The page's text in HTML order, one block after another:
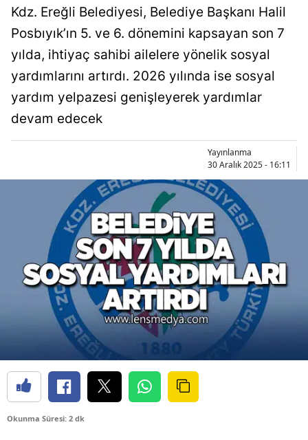
Kdz. Ereğli Belediyesi, Belediye Başkanı Halil
Posbıyık’ın 5. ve 6. dönemini kapsayan son 7
yılda, ihtiyaç sahibi ailelere yönelik sosyal
yardımlarını artırdı. 2026 yılında ise sosyal
yardım yelpazesi genişleyerek yardımlar
devam edecek
Yayınlanma
30 Aralık 2025 - 16:11
Okunma Süresi: 2 dk